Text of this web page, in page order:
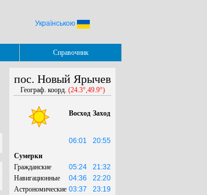
Українською
Справочник
пос. Новый Ярычев
Географ. коорд. (24.3°,49.9°)
Восход Заход
06:01
20:55
Сумерки
Гражданские
05:24
21:32
Навигационные
04:36
22:20
Астрономические 03:37 23:19